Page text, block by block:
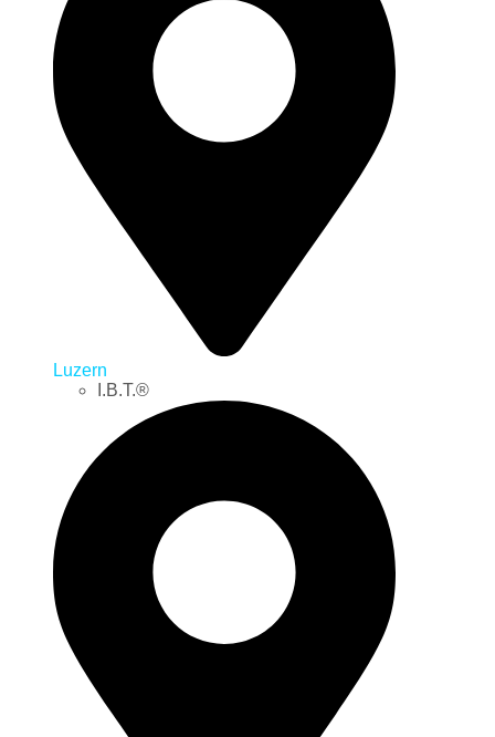
Luzern
I.B.T.®